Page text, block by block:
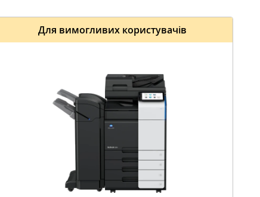
Для вимогливих користувачів